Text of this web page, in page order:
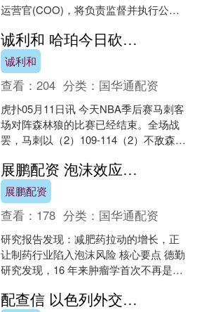
运营官(COO)，将负责监督并执行公司
孵化、人工智能及....
诚利和 哈珀今日砍下24分，季后赛出战9场第二次单场砍下20分+
诚利和
查看：204 分类： 国华通配资
虎扑05月11日讯 今天NBA季后赛马刺客
场对阵森林狼的比赛已经结束。全场战
罢，马刺以（2）109-114（2）不敌森林
2....
展鹏配资 泡沫效应：减肥药催生行业暴涨，制药板块暗藏风险
展鹏配资
查看： 178 分类： 国华通配资
研究报告发现：减肥药拉动的增长，正
让制药行业陷入泡沫风险 核心要点 德勤
研究发现，16 年来肿瘤学首次不再是后
GLP-1 类减....
配查信 以色列外交部长吉迪恩·萨尔就被盗粮食事件回击乌克兰外长西比加。他表示